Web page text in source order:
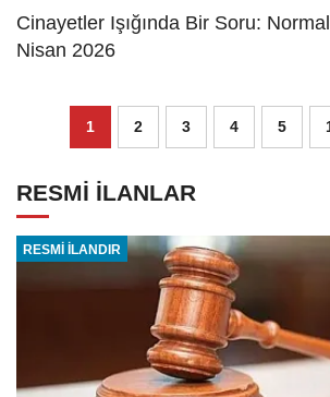
Cinayetler Işığında Bir Soru:
Nisan 2026
1 2 3 4 5
RESMİ İLANLAR
RESMİ İLANDIR